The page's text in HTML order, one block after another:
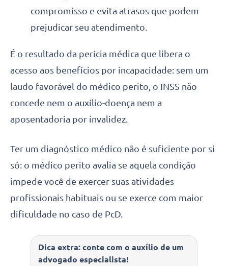
compromisso e evita atrasos que podem
prejudicar seu atendimento.
É o resultado da perícia médica que libera o
acesso aos benefícios por incapacidade: sem um
laudo favorável do médico perito, o INSS não
concede nem o auxílio-doença nem a
aposentadoria por invalidez.
Ter um diagnóstico médico não é suficiente por si
só: o médico perito avalia se aquela condição
impede você de exercer suas atividades
profissionais habituais ou se exerce com maior
dificuldade no caso de PcD.
Dica extra: conte com o auxílio de um
advogado especialista!